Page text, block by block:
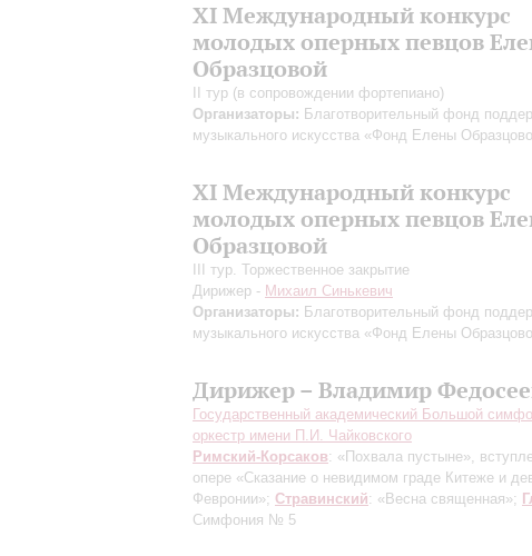
XI Международный конкурс
молодых оперных певцов
Образцовой
II тур (в сопровождении фортепиано)
Организаторы: Благотворительный фонд
музыкального искусства «Фонд Елены
XI Международный конкурс
молодых оперных певцов
Образцовой
III тур. Торжественное закрытие
Дирижер - Михаил Синькевич
Организаторы: Благотворительный фонд
музыкального искусства «Фонд Елены
Дирижер – Владимир
Государственный академический Большой
оркестр имени П.И. Чайковского
Римский-Корсаков: «Похвала пустыне»,
опере «Сказание о невидимом граде Китеже и
Февронии»; Стравинский: «Весна священная»;
Симфония № 5